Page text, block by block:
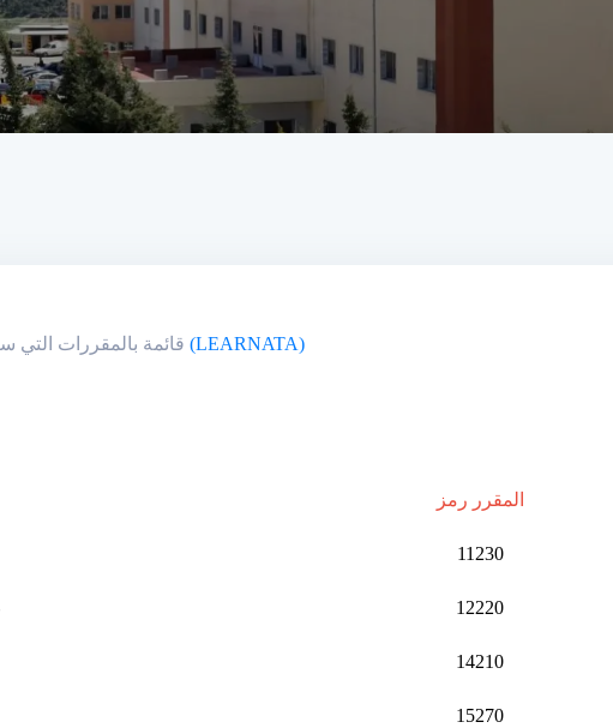
قائمة بالمقررات التي ستصدر بوابة الطالب الالكترونية (LEARNATA)
رمز المقرر
11230
12220
14210
15270